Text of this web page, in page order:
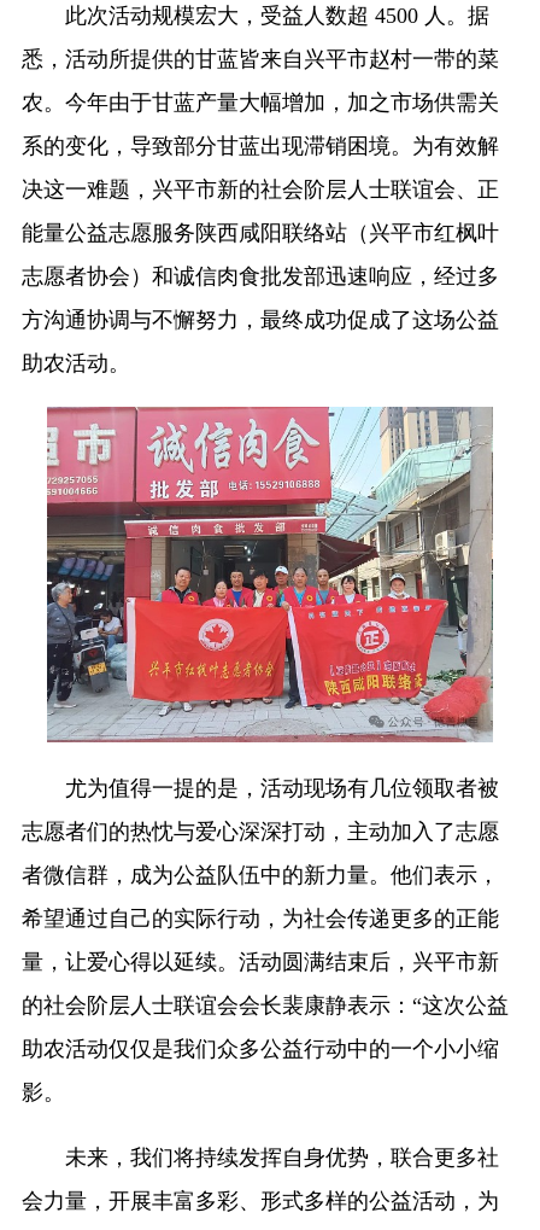
此次活动规模宏大，受益人数超 4500 人。据
悉，活动所提供的甘蓝皆来自兴平市赵村一带的菜
农。今年由于甘蓝产量大幅增加，加之市场供需关
系的变化，导致部分甘蓝出现滞销困境。为有效解
决这一难题，兴平市新的社会阶层人士联谊会、正
能量公益志愿服务陕西咸阳联络站（兴平市红枫叶
志愿者协会）和诚信肉食批发部迅速响应，经过多
方沟通协调与不懈努力，最终成功促成了这场公益
助农活动。
尤为值得一提的是，活动现场有几位领取者被
志愿者们的热忱与爱心深深打动，主动加入了志愿
者微信群，成为公益队伍中的新力量。他们表示，
希望通过自己的实际行动，为社会传递更多的正能
量，让爱心得以延续。活动圆满结束后，兴平市新
的社会阶层人士联谊会会长裴康静表示：“这次公益
助农活动仅仅是我们众多公益行动中的一个小小缩
影。
未来，我们将持续发挥自身优势，联合更多社
会力量，开展丰富多彩、形式多样的公益活动，为